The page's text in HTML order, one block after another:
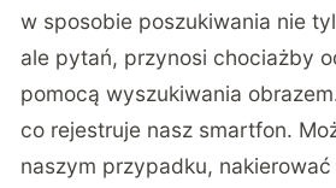
w sposobie poszukiwania nie
ale pytań, przynosi chociażby
pomocą wyszukiwania
co rejestruje nasz smartfon.
naszym przypadku,